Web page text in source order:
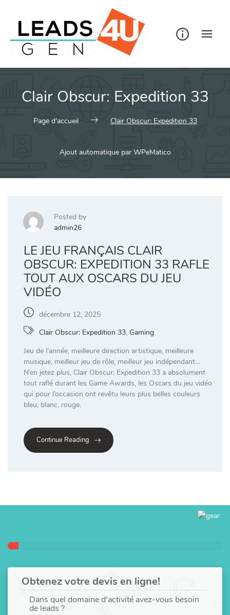
Clair Obscur: Expedition 33
Page d'accueil Clair Obscur: Expedition 33
Ajout automatique par WPeMatico
Posted by
admin26
LE JEU FRANÇAIS CLAIR
OBSCUR: EXPEDITION 33 RAFLE
TOUT AUX OSCARS DU JEU
VIDÉO
décembre 12, 2025
Clair Obscur: Expedition 33, Gaming
Jeu de l’année, meilleure direction artistique, meilleure
musique, meilleur jeu de rôle, meilleur jeu indépendant…
N’en jetez plus, Clair Obscur: Expedition 33 a absolument
tout raflé durant les Game Awards, les Oscars du jeu vidéo
qui pour l’occasion ont revêtu leurs plus belles couleurs
bleu, blanc, rouge.
Continue Reading
Obtenez votre devis en ligne!
Dans quel domaine d'activité avez-vous besoin
de leads ?